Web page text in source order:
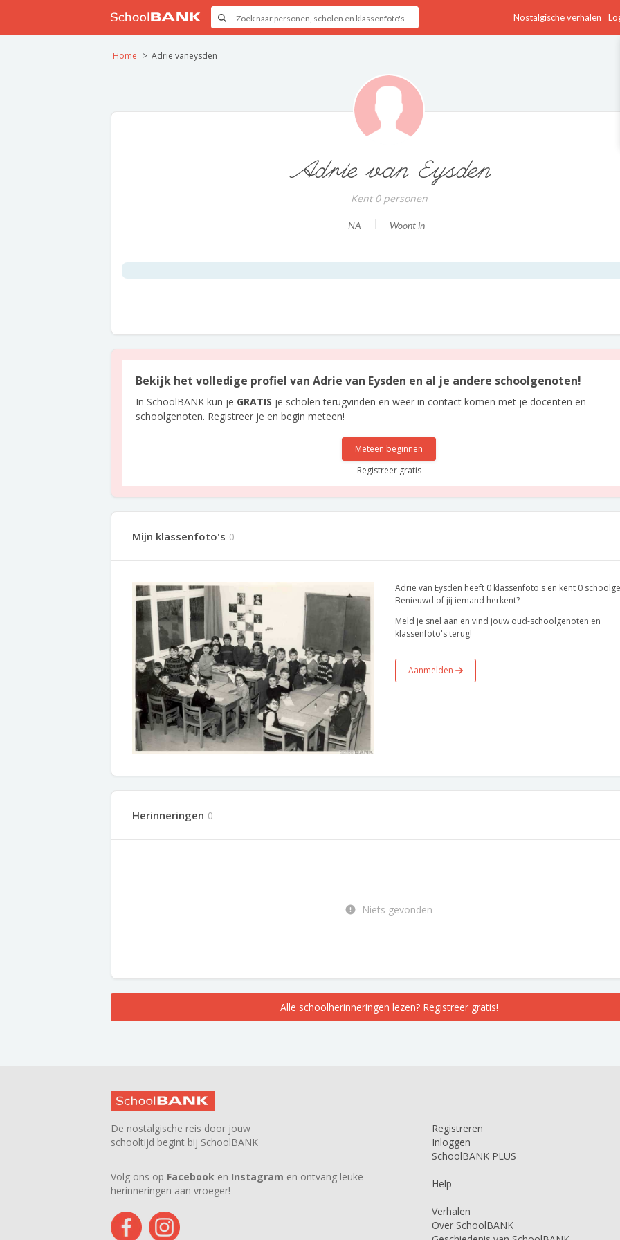
Nostalgische verhalen
Home Adrie vaneysden
Adrie van Eysden
Kent 0 personen
NA Woont in -
Bekijk het volledige profiel van Adrie van Eysden en al je andere schoolgenoten!
In SchoolBANK kun je GRATIS je scholen terugvinden en weer in contact komen met je docenten en
schoolgenoten. Registreer je en begin meteen!
Meteen beginnen
Registreer gratis
Mijn klassenfoto's 0
Adrie van Eysden heeft 0 klassenfoto's en kent 0
Benieuwd of jij iemand herkent?
Meld je snel aan en vind jouw oud-schoolgenoten en
klassenfoto's terug!
Aanmelden
Herinneringen 0
Niets gevonden
Alle schoolherinneringen lezen? Registreer gratis!
De nostalgische reis door jouw
schooltijd begint bij SchoolBANK
Volg ons op Facebook en Instagram en ontvang leuke
herinneringen aan vroeger!
Registreren
Inloggen
SchoolBANK PLUS
Help
Verhalen
Over SchoolBANK